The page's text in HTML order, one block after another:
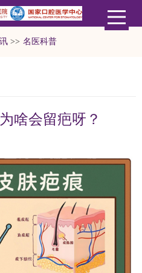
>> 名医科普
啥会留疤呀？